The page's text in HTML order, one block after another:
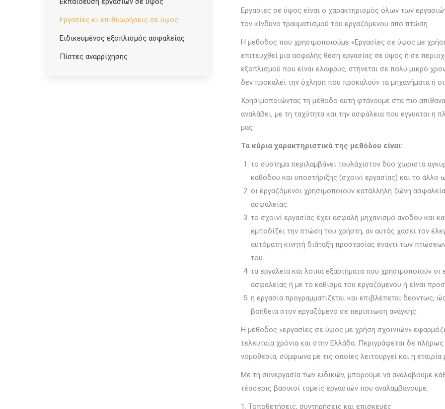
Εργασίες σε ύψος είναι ο χαρακτηρισμός όλων των
τον κίνδυνο τραυματισμού του εργαζόμενου από πτώση.
Η μέθοδος που χρησιμοποιούμε «Εργασίες σε ύψος με
επιτευχθεί μια ασφαλής θέση εργασίας σε ύψος ή σε
εξοπλισμού που είναι ελαφρύς, στήνεται σε πολύ μικρό
δεν προκαλεί την όχληση που προκαλούν τα μηχανήματα ή
Χρησιμοποιώντας τη μέθοδο αυτή φτάνουμε στα πιο
αναλάβει, με τη ταχύτητα και την ασφάλεια που εγγυάται η
μας
Τα κύρια χαρακτηριστικά της μεθόδου είναι:
το σύστημα περιλαμβάνει τουλάχιστον δύο χωριστά
καθόδου και υποστήριξης (σχοινί εργασίας) και το
οι εργαζόμενοι χρησιμοποιούν κατάλληλη ζώνη
ασφαλείας.
το σχοινί εργασίας έχει ασφαλή μηχανισμό ανόδου και
εμποδίζει την πτώση του χρήστη, αν αυτός χάσει τον
αυτόματη κινητή διάταξη προστασίας έναντι των
του.
τα εργαλεία και λοιπά εξαρτήματα που χρησιμοποιούν
ασφαλείας ή με το κάθισμα του εργαζόμενου ή είναι
η εργασία προγραμματίζεται και επιβλέπεται δεόντως,
βοήθεια στον εργαζόμενο σε περίπτωση ανάγκης.
Η μέθοδος «εργασίες σε ύψος με χρήση σχοινιών»
τελευταία χρόνια και στην Ελλάδα. Περιγράφεται δε
νομοθεσία, σύμφωνα με τις οποίες λειτουργεί και η εταιρία
Με τη συνεργασία των ειδικών, μπορούμε να αναλάβουμε
τέσσερις βασικοί τομείς εργασιών που αναλαμβάνουμε:
1. Τοποθετήσεις, συντηρήσεις και επισκευές
Εργασίες κι επιθεωρήσεις σε ύψος
Ειδικευμένος εξοπλισμός ασφαλείας
Πίστες αναρρίχησης